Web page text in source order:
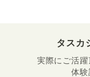
タスカ
実際にご活
体験